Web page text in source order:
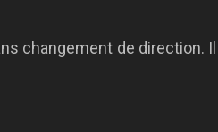
changement de